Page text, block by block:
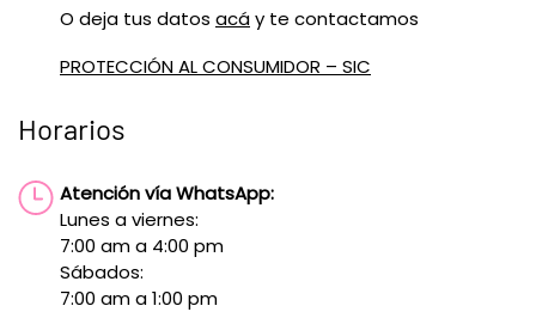
O deja tus datos acáy te contactamos
PROTECCIÓN AL CONSUMIDOR – SIC
Horarios
Atención vía WhatsApp:
Lunes a viernes:
7:00 am a 4:00 pm
Sábados:
7:00 am a 1:00 pm